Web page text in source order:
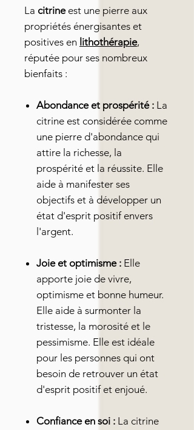
La citrineest une pierre aux
propriétés énergisantes et
positives en lithothérapie,
réputée pour ses nombreux
bienfaits :
Abondance et prospérité : La
citrine est considérée comme
une pierre d'abondance qui
attire la richesse, la
prospérité et la réussite. Elle
aide à manifester ses
objectifs et à développer un
état d'esprit positif envers
l'argent.
Joie et optimisme : Elle
apporte joie de vivre,
optimisme et bonne humeur.
Elle aide à surmonter la
tristesse, la morosité et le
pessimisme. Elle est idéale
pour les personnes qui ont
besoin de retrouver un état
d'esprit positif et enjoué.
Confiance en soi : La citrine